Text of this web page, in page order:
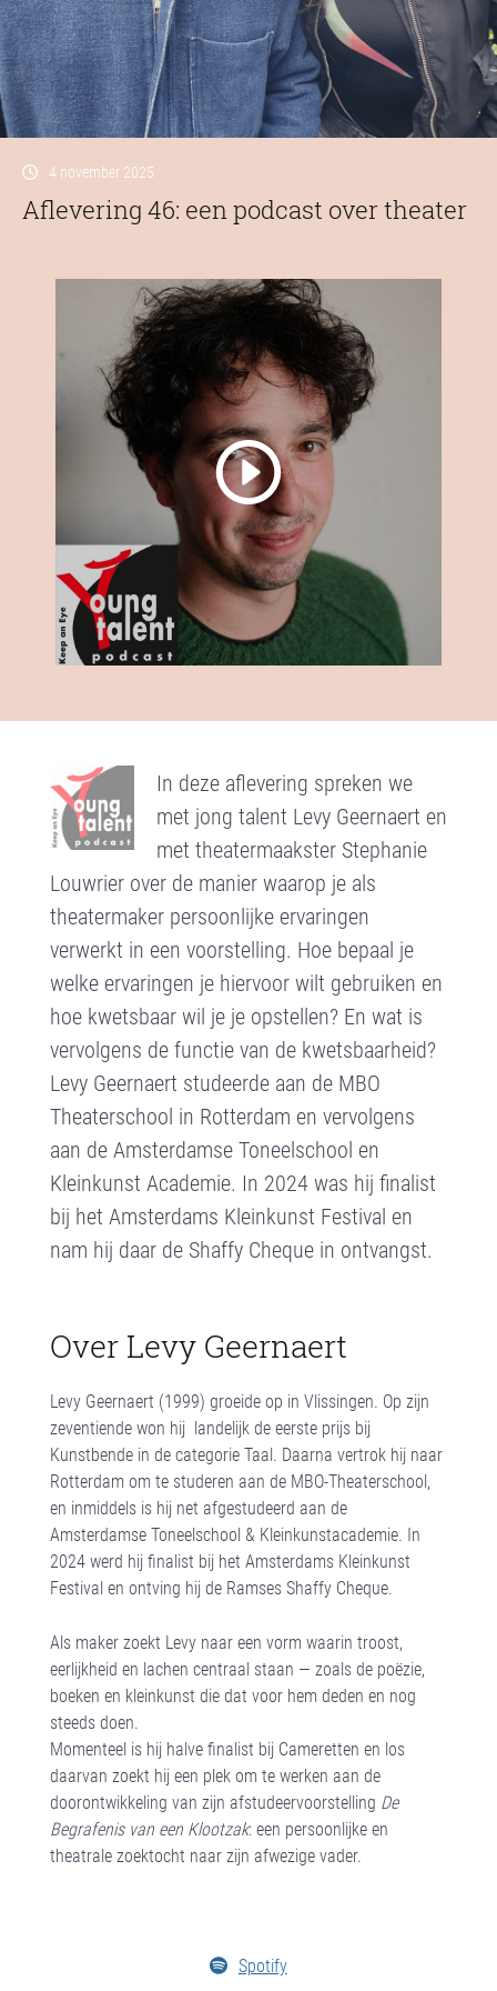
4 november 2025
Aflevering 46: een podcast over theater
In deze aflevering spreken we
met jong talent Levy Geernaert en
met theatermaakster Stephanie
Louwrier over de manier waarop je als
theatermaker persoonlijke ervaringen
verwerkt in een voorstelling. Hoe bepaal je
welke ervaringen je hiervoor wilt gebruiken en
hoe kwetsbaar wil je je opstellen? En wat is
vervolgens de functie van de kwetsbaarheid?
Levy Geernaert studeerde aan de MBO
Theaterschool in Rotterdam en vervolgens
aan de Amsterdamse Toneelschool en
Kleinkunst Academie. In 2024 was hij finalist
bij het Amsterdams Kleinkunst Festival en
nam hij daar de Shaffy Cheque in ontvangst.
Over Levy Geernaert
Levy Geernaert (1999) groeide op in Vlissingen. Op zijn
zeventiende won hij landelijk de eerste prijs bij
Kunstbende in de categorie Taal. Daarna vertrok hij naar
Rotterdam om te studeren aan de MBO-Theaterschool,
en inmiddels is hij net afgestudeerd aan de
Amsterdamse Toneelschool & Kleinkunst­academie. In
2024 werd hij finalist bij het Amsterdams Kleinkunst
Festival en ontving hij de Ramses Shaffy Cheque.
Als maker zoekt Levy naar een vorm waarin troost,
eerlijkheid en lachen centraal staan — zoals de poëzie,
boeken en kleinkunst die dat voor hem deden en nog
steeds doen.
Momenteel is hij halve finalist bij Cameretten en los
daarvan zoekt hij een plek om te werken aan de
doorontwikkeling van zijn afstudeervoorstelling De
Begrafenis van een Klootzak: een persoonlijke en
theatrale zoektocht naar zijn afwezige vader.
Spotify